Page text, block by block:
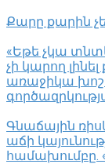
Քարը քարին
«Եթե չկա
չի կարող
առաջիկա
Գնաճային
աճի
համախումբը.